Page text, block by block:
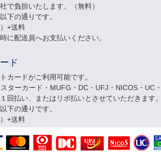
で負担いたします。（無料）
下の通りです。
+送料
に配送員へお支払いください。
ド
カードがご利用可能です。
ターカード・MUFG・DC・UFJ・NICOS・UC
回払い、またはリボ払いとさせていただきます。
下の通りです。
+送料